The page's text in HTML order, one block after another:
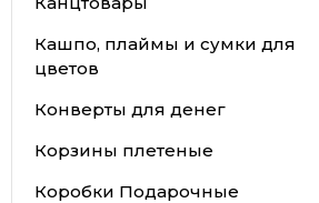
Кашпо, плаймы и сумки для
цветов
Конверты для денег
Корзины плетеные
Коробки Подарочные